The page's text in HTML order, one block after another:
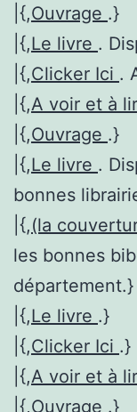
|{,Ouvrage .}
|{,Le livre .
|{,Clicker Ici .
|{,A voir et à
|{,Ouvrage .}
|{,Le livre .
bonnes
|{,(la
les bonnes
département.}
|{,Le livre .}
|{,Clicker Ici .}
|{,A voir et à
|{,Ouvrage .}